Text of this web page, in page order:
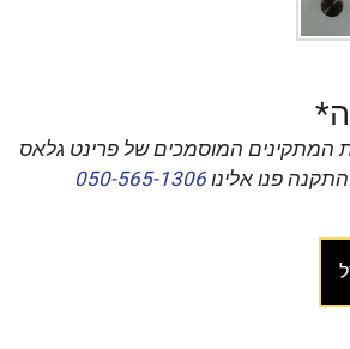
המתקינים המוסמכים של פרינט גלאס
פנו אלינו050-565-1306